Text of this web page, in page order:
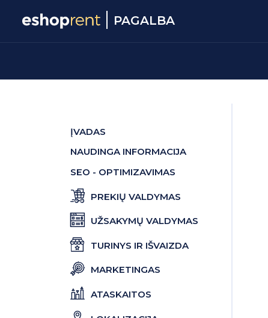
PAGALBA
ĮVADAS
NAUDINGA INFORMACIJA
SEO - OPTIMIZAVIMAS
PREKIŲ VALDYMAS
UŽSAKYMŲ VALDYMAS
TURINYS IR IŠVAIZDA
MARKETINGAS
ATASKAITOS